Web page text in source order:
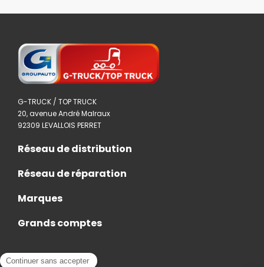
G-TRUCK / TOP TRUCK
20, avenue André Malraux
92309 LEVALLOIS PERRET
Réseau de distribution
Réseau de réparation
Marques
Grands comptes
Actualités